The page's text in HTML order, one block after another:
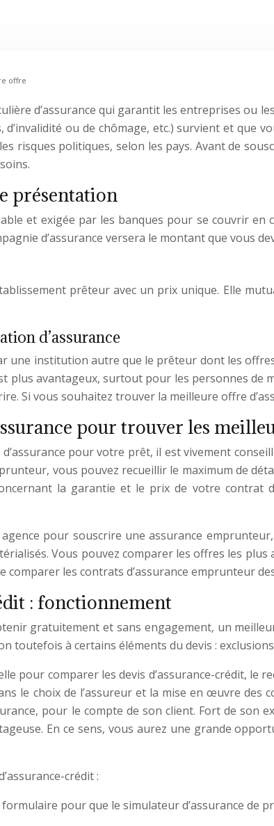
offre
d’assurance qui garantit les entreprises ou
ou de chômage, etc.) survient et que
risques politiques, selon les pays. Avant de
présentation
et exigée par les banques pour se couvrir en
d’assurance versera le montant que vous
prêteur avec un prix unique. Elle
d’assurance
une institution autre que le prêteur dont les
plus avantageux, surtout pour les personnes
Si vous souhaitez trouver la meilleure offre
pour trouver les
pour votre prêt, il est vivement
vous pouvez recueillir le maximum de
la garantie et le prix de votre contrat
pour souscrire une assurance
Vous pouvez comparer les offres les
les contrats d’assurance emprunteur
: fonctionnement
gratuitement et sans engagement, un
toutefois à certains éléments du devis :
pour comparer les devis d’assurance-crédit,
le choix de l’assureur et la mise en œuvre
pour le compte de son client. Fort de
En ce sens, vous aurez une grande
crédit :
formulaire pour que le simulateur d’assurance